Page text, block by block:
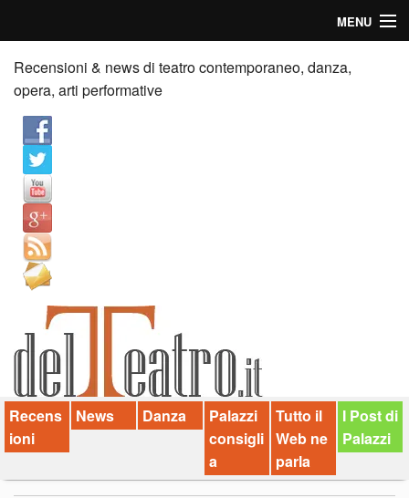
MENU
Home
Recensioni
Anticipazioni
News
Palazzi consiglia
Video
Chi siamo
Contatti
dT in English
Recensioni & news di teatro contemporaneo, danza,
opera, arti performative
Recens
ioni
News Danza
Palazzi
consigli
a
Tutto il
Web ne
parla
I Post di
Palazzi